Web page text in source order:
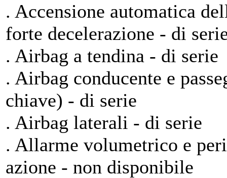
. Accensione automatica
forte decelerazione - di
. Airbag a tendina - di serie
. Airbag conducente e
chiave) - di serie
. Airbag laterali - di serie
. Allarme volumetrico e
azione - non disponibile